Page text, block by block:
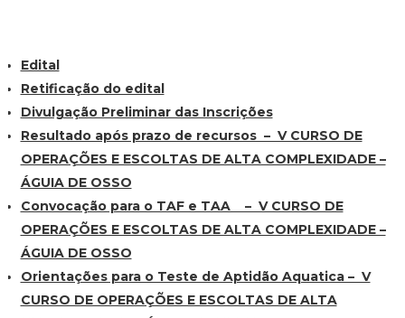
Edital
Retificação do edital
Divulgação Preliminar das Inscrições
Resultado após prazo de recursos – V CURSO DE
OPERAÇÕES E ESCOLTAS DE ALTA COMPLEXIDADE –
ÁGUIA DE OSSO
Convocação para o TAF e TAA – V CURSO DE
OPERAÇÕES E ESCOLTAS DE ALTA COMPLEXIDADE –
ÁGUIA DE OSSO
Orientações para o Teste de Aptidão Aquatica – V
CURSO DE OPERAÇÕES E ESCOLTAS DE ALTA